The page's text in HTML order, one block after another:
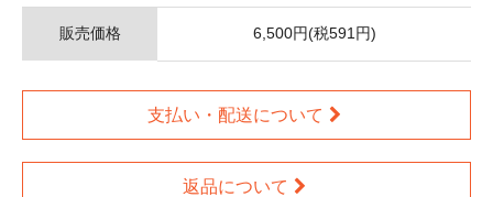
販売価格 6,500円(税591円)
支払い・配送について
返品について